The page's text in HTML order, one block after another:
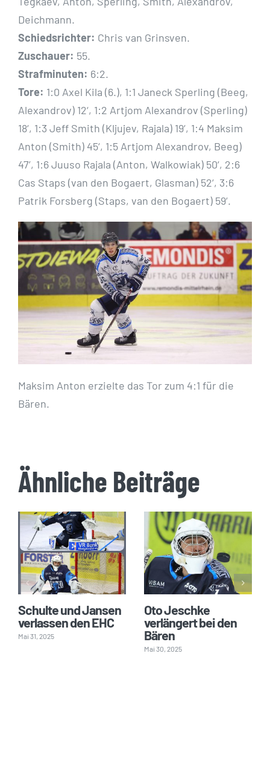
Deichmann.
Schiedsrichter: Chris van Grinsven.
Zuschauer: 55.
Strafminuten: 6:2.
Tore: 1:0 Axel Kila (6.), 1:1 Janeck Sperling (Beeg,
Alexandrov) 12‘, 1:2 Artjom Alexandrov (Sperling)
18‘, 1:3 Jeff Smith (Kljujev, Rajala) 19‘, 1:4 Maksim
Anton (Smith) 45‘, 1:5 Artjom Alexandrov, Beeg)
47’, 1:6 Juuso Rajala (Anton, Walkowiak) 50‘, 2:6
Cas Staps (van den Bogaert, Glasman) 52‘, 3:6
Patrik Forsberg (Staps, van den Bogaert) 59‘.
Maksim Anton erzielte das Tor zum 4:1 für die
Bären.
Ähnliche Beiträge
Schulte und Jansen
verlassen den EHC
Mai 31, 2025
Oto Jeschke
verlängert bei den
Bären
Mai 30, 2025